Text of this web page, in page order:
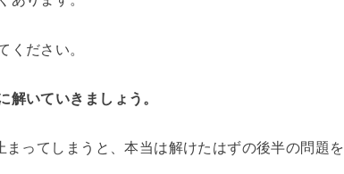
ください。
解いていきましょう。
ってしまうと、本当は解けたはずの後半の問題を